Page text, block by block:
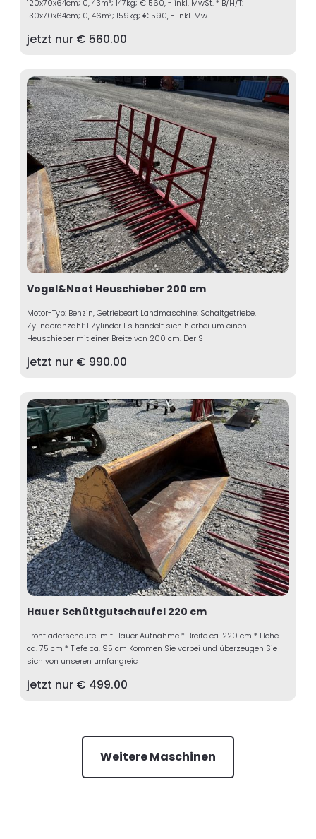
120x70x64cm; 0, 43m³; 147kg; € 560, - inkl. MwSt. * B/H/T:
130x70x64cm; 0, 46m³; 159kg; € 590, - inkl. Mw
jetzt nur € 560.00
Vogel&Noot Heuschieber 200 cm
Motor-Typ: Benzin, Getriebeart Landmaschine: Schaltgetriebe,
Zylinderanzahl: 1 Zylinder Es handelt sich hierbei um einen
Heuschieber mit einer Breite von 200 cm. Der S
jetzt nur € 990.00
Hauer Schüttgutschaufel 220 cm
Frontladerschaufel mit Hauer Aufnahme * Breite ca. 220 cm * Höhe
ca. 75 cm * Tiefe ca. 95 cm Kommen Sie vorbei und überzeugen Sie
sich von unseren umfangreic
jetzt nur € 499.00
Weitere Maschinen